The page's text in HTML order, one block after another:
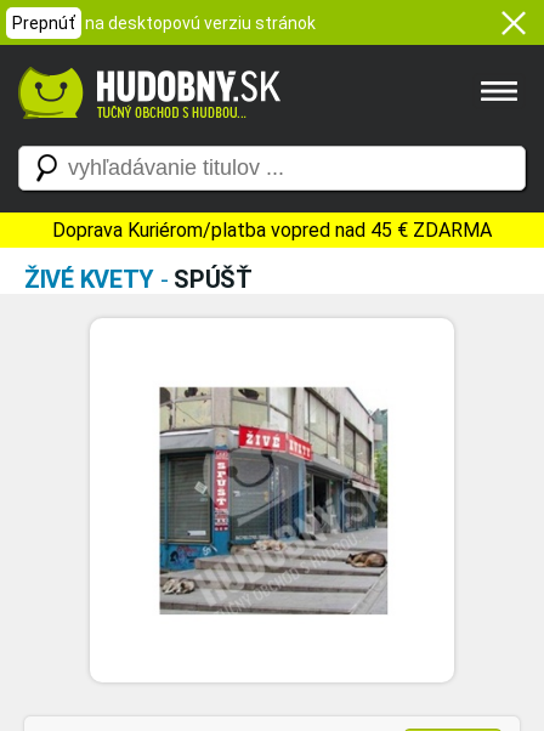
Prepnúť na desktopovú verziu stránok
Doprava Kuriérom/platba vopred nad 45 € ZDARMA
ŽIVÉ KVETY - SPÚŠŤ